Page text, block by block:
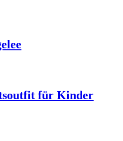
für Kinder